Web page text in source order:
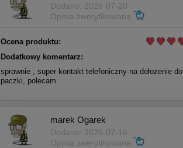
Dodano: 2026-07-20
Opinia zweryfikowana
Ocena produktu:
Dodatkowy komentarz:
sprawnie , super kontakt telefoniczny na dołożenie do
paczki, polecam
marek Ogarek
Dodano: 2026-07-16
Opinia zweryfikowana